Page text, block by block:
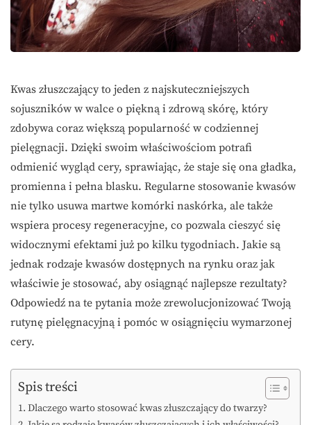
Kwas złuszczający to jeden z najskuteczniejszych
sojuszników w walce o piękną i zdrową skórę, który
zdobywa coraz większą popularność w codziennej
pielęgnacji. Dzięki swoim właściwościom potrafi
odmienić wygląd cery, sprawiając, że staje się ona gładka,
promienna i pełna blasku. Regularne stosowanie kwasów
nie tylko usuwa martwe komórki naskórka, ale także
wspiera procesy regeneracyjne, co pozwala cieszyć się
widocznymi efektami już po kilku tygodniach. Jakie są
jednak rodzaje kwasów dostępnych na rynku oraz jak
właściwie je stosować, aby osiągnąć najlepsze rezultaty?
Odpowiedź na te pytania może zrewolucjonizować Twoją
rutynę pielęgnacyjną i pomóc w osiągnięciu wymarzonej
cery.
Spis treści
Dlaczego warto stosować kwas złuszczający do twarzy?